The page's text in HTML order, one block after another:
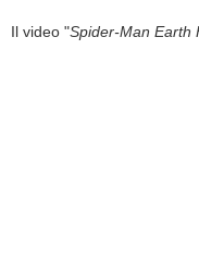
Il video "Spider-Man Earth